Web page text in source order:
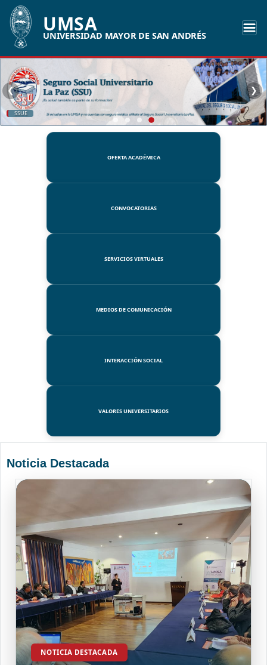
UMSA
UNIVERSIDAD MAYOR DE SAN ANDRÉS
SSUE
❮ ❯
OFERTA ACADÉMICA
CONVOCATORIAS
SERVICIOS VIRTUALES
MEDIOS DE COMUNICACIÓN
INTERACCIÓN SOCIAL
VALORES UNIVERSITARIOS
Noticia Destacada
NOTICIA DESTACADA